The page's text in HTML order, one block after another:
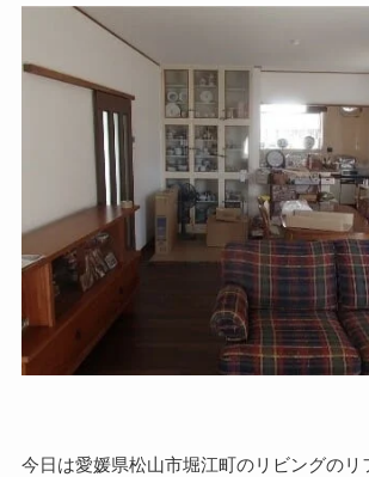
今日は愛媛県松山市堀江町のリビングのリ